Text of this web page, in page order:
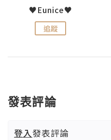
♥Eunice♥
追蹤
發表評論
登入發表評論